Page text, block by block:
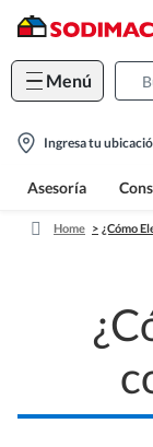
Menú
location-
Ingresa tu
Asesoría
Home ¿Cómo